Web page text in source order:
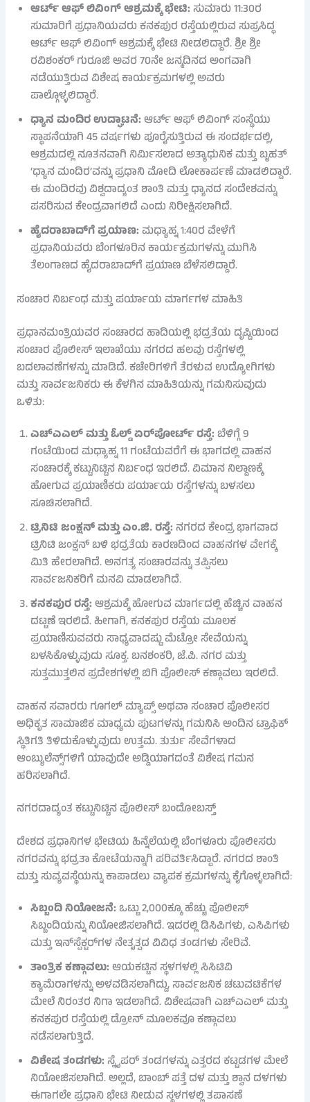
ಆರ್ಟ್ ಆಫ್ ಲಿವಿಂಗ್ ಆಶ್ರಮಕ್ಕೆ ಭೇಟಿ:ಸುಮಾರು 11:30ರ
ಸುಮಾರಿಗೆ ಪ್ರಧಾನಿಯವರು ಕನಕಪುರ ರಸ್ತೆಯಲ್ಲಿರುವ ಸುಪ್ರಸಿದ್ಧ
ಆರ್ಟ್ ಆಫ್ ಲಿವಿಂಗ್ ಆಶ್ರಮಕ್ಕೆ ಭೇಟಿ ನೀಡಲಿದ್ದಾರೆ. ಶ್ರೀ ಶ್ರೀ
ರವಿಶಂಕರ್ ಗುರೂಜಿ ಅವರ 70ನೇ ಜನ್ಮದಿನದ ಅಂಗವಾಗಿ
ನಡೆಯುತ್ತಿರುವ ವಿಶೇಷ ಕಾರ್ಯಕ್ರಮಗಳಲ್ಲಿ ಅವರು
ಪಾಲ್ಗೊಳ್ಳಲಿದ್ದಾರೆ.
ಧ್ಯಾನ ಮಂದಿರ ಉದ್ಘಾಟನೆ:ಆರ್ಟ್ ಆಫ್ ಲಿವಿಂಗ್ ಸಂಸ್ಥೆಯು
ಸ್ಥಾಪನೆಯಾಗಿ 45 ವರ್ಷಗಳು ಪೂರೈಸುತ್ತಿರುವ ಈ ಸಂದರ್ಭದಲ್ಲಿ,
ಆಶ್ರಮದಲ್ಲಿ ನೂತನವಾಗಿ ನಿರ್ಮಿಸಲಾದ ಅತ್ಯಾಧುನಿಕ ಮತ್ತು ಬೃಹತ್
‘ಧ್ಯಾನ ಮಂದಿರ’ವನ್ನು ಪ್ರಧಾನಿ ಮೋದಿ ಲೋಕಾರ್ಪಣೆ ಮಾಡಲಿದ್ದಾರೆ.
ಈ ಮಂದಿರವು ವಿಶ್ವದಾದ್ಯಂತ ಶಾಂತಿ ಮತ್ತು ಧ್ಯಾನದ ಸಂದೇಶವನ್ನು
ಪಸರಿಸುವ ಕೇಂದ್ರವಾಗಲಿದೆ ಎಂದು ನಿರೀಕ್ಷಿಸಲಾಗಿದೆ.
ಹೈದರಾಬಾದ್‌ಗೆ ಪ್ರಯಾಣ:ಮಧ್ಯಾಹ್ನ 1:40ರ ವೇಳೆಗೆ
ಪ್ರಧಾನಿಯವರು ಬೆಂಗಳೂರಿನ ಕಾರ್ಯಕ್ರಮಗಳನ್ನು ಮುಗಿಸಿ
ತೆಲಂಗಾಣದ ಹೈದರಾಬಾದ್‌ಗೆ ಪ್ರಯಾಣ ಬೆಳೆಸಲಿದ್ದಾರೆ.
ಸಂಚಾರ ನಿರ್ಬಂಧ ಮತ್ತು ಪರ್ಯಾಯ ಮಾರ್ಗಗಳ ಮಾಹಿತಿ
ಪ್ರಧಾನಮಂತ್ರಿಯವರ ಸಂಚಾರದ ಹಾದಿಯಲ್ಲಿ ಭದ್ರತೆಯ ದೃಷ್ಟಿಯಿಂದ
ಸಂಚಾರ ಪೊಲೀಸ್ ಇಲಾಖೆಯು ನಗರದ ಹಲವು ರಸ್ತೆಗಳಲ್ಲಿ
ಬದಲಾವಣೆಗಳನ್ನು ಮಾಡಿದೆ. ಕಚೇರಿಗಳಿಗೆ ತೆರಳುವ ಉದ್ಯೋಗಿಗಳು
ಮತ್ತು ಸಾರ್ವಜನಿಕರು ಈ ಕೆಳಗಿನ ಮಾಹಿತಿಯನ್ನು ಗಮನಿಸುವುದು
ಒಳಿತು:
ಎಚ್‌ಎಎಲ್ ಮತ್ತು ಓಲ್ಡ್ ಏರ್‌ಪೋರ್ಟ್ ರಸ್ತೆ:ಬೆಳಿಗ್ಗೆ 9
ಗಂಟೆಯಿಂದ ಮಧ್ಯಾಹ್ನ 11 ಗಂಟೆಯವರೆಗೆ ಈ ಭಾಗದಲ್ಲಿ ವಾಹನ
ಸಂಚಾರಕ್ಕೆ ಕಟ್ಟುನಿಟ್ಟಿನ ನಿರ್ಬಂಧ ಇರಲಿದೆ. ವಿಮಾನ ನಿಲ್ದಾಣಕ್ಕೆ
ಹೋಗುವ ಪ್ರಯಾಣಿಕರು ಪರ್ಯಾಯ ರಸ್ತೆಗಳನ್ನು ಬಳಸಲು
ಸೂಚಿಸಲಾಗಿದೆ.
ಟ್ರಿನಿಟಿ ಜಂಕ್ಷನ್ ಮತ್ತು ಎಂ.ಜಿ. ರಸ್ತೆ: ನಗರದ ಕೇಂದ್ರ ಭಾಗವಾದ
ಟ್ರಿನಿಟಿ ಜಂಕ್ಷನ್ ಬಳಿ ಭದ್ರತೆಯ ಕಾರಣದಿಂದ ವಾಹನಗಳ ವೇಗಕ್ಕೆ
ಮಿತಿ ಹೇರಲಾಗಿದೆ. ಅನಗತ್ಯ ಸಂಚಾರವನ್ನು ತಪ್ಪಿಸಲು
ಸಾರ್ವಜನಿಕರಿಗೆ ಮನವಿ ಮಾಡಲಾಗಿದೆ.
ಕನಕಪುರ ರಸ್ತೆ:ಆಶ್ರಮಕ್ಕೆ ಹೋಗುವ ಮಾರ್ಗದಲ್ಲಿ ಹೆಚ್ಚಿನ ವಾಹನ
ದಟ್ಟಣೆ ಇರಲಿದೆ. ಹೀಗಾಗಿ, ಕನಕಪುರ ರಸ್ತೆಯ ಮೂಲಕ
ಪ್ರಯಾಣಿಸುವವರು ಸಾಧ್ಯವಾದಷ್ಟು ಮೆಟ್ರೋ ಸೇವೆಯನ್ನು
ಬಳಸಿಕೊಳ್ಳುವುದು ಸೂಕ್ತ. ಬನಶಂಕರಿ, ಜೆ.ಪಿ. ನಗರ ಮತ್ತು
ಸುತ್ತಮುತ್ತಲಿನ ಪ್ರದೇಶಗಳಲ್ಲಿ ಬಿಗಿ ಪೊಲೀಸ್ ಕಣ್ಗಾವಲು ಇರಲಿದೆ.
ವಾಹನ ಸವಾರರು ಗೂಗಲ್ ಮ್ಯಾಪ್ಸ್ ಅಥವಾ ಸಂಚಾರ ಪೊಲೀಸರ
ಅಧಿಕೃತ ಸಾಮಾಜಿಕ ಮಾಧ್ಯಮ ಪುಟಗಳನ್ನು ಗಮನಿಸಿ ಅಂದಿನ ಟ್ರಾಫಿಕ್
ಸ್ಥಿತಿಗತಿ ತಿಳಿದುಕೊಳ್ಳುವುದು ಉತ್ತಮ. ತುರ್ತು ಸೇವೆಗಳಾದ
ಆಂಬ್ಯುಲೆನ್ಸ್‌ಗಳಿಗೆ ಯಾವುದೇ ಅಡ್ಡಿಯಾಗದಂತೆ ವಿಶೇಷ ಗಮನ
ಹರಿಸಲಾಗಿದೆ.
ನಗರದಾದ್ಯಂತ ಕಟ್ಟುನಿಟ್ಟಿನ ಪೊಲೀಸ್ ಬಂದೋಬಸ್ತ್
ದೇಶದ ಪ್ರಧಾನಿಗಳ ಭೇಟಿಯ ಹಿನ್ನೆಲೆಯಲ್ಲಿ ಬೆಂಗಳೂರು ಪೊಲೀಸರು
ನಗರವನ್ನು ಭದ್ರತಾ ಕೋಟೆಯನ್ನಾಗಿ ಪರಿವರ್ತಿಸಿದ್ದಾರೆ. ನಗರದ ಶಾಂತಿ
ಮತ್ತು ಸುವ್ಯವಸ್ಥೆಯನ್ನು ಕಾಪಾಡಲು ವ್ಯಾಪಕ ಕ್ರಮಗಳನ್ನು ಕೈಗೊಳ್ಳಲಾಗಿದೆ:
ಸಿಬ್ಬಂದಿ ನಿಯೋಜನೆ:ಒಟ್ಟು 2,000ಕ್ಕೂ ಹೆಚ್ಚು ಪೊಲೀಸ್
ಸಿಬ್ಬಂದಿಯನ್ನು ನಿಯೋಜಿಸಲಾಗಿದೆ. ಇದರಲ್ಲಿ ಡಿಸಿಪಿಗಳು, ಎಸಿಪಿಗಳು
ಮತ್ತು ಇನ್‌ಸ್ಪೆಕ್ಟರ್‌ಗಳ ನೇತೃತ್ವದ ವಿವಿಧ ತಂಡಗಳು ಸೇರಿವೆ.
ತಾಂತ್ರಿಕ ಕಣ್ಗಾವಲು:ಆಯಕಟ್ಟಿನ ಸ್ಥಳಗಳಲ್ಲಿ ಸಿಸಿಟಿವಿ
ಕ್ಯಾಮೆರಾಗಳನ್ನು ಅಳವಡಿಸಲಾಗಿದ್ದು, ಸಾರ್ವಜನಿಕ ಚಟುವಟಿಕೆಗಳ
ಮೇಲೆ ನಿರಂತರ ನಿಗಾ ಇಡಲಾಗಿದೆ. ವಿಶೇಷವಾಗಿ ಎಚ್‌ಎಎಲ್ ಮತ್ತು
ಕನಕಪುರ ರಸ್ತೆಯಲ್ಲಿ ಡ್ರೋನ್ ಮೂಲಕವೂ ಕಣ್ಗಾವಲು
ನಡೆಸಲಾಗುತ್ತಿದೆ.
ವಿಶೇಷ ತಂಡಗಳು:ಸ್ನೈಪರ್ ತಂಡಗಳನ್ನು ಎತ್ತರದ ಕಟ್ಟಡಗಳ ಮೇಲೆ
ನಿಯೋಜಿಸಲಾಗಿದೆ. ಅಲ್ಲದೆ, ಬಾಂಬ್ ಪತ್ತೆ ದಳ ಮತ್ತು ಶ್ವಾನ ದಳಗಳು
ಈಗಾಗಲೇ ಪ್ರಧಾನಿ ಭೇಟಿ ನೀಡುವ ಸ್ಥಳಗಳಲ್ಲಿ ತಪಾಸಣೆ